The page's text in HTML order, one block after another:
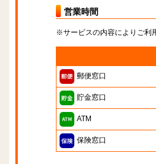
営業時間
※サービスの内容によりご利
郵便窓口
貯金窓口
ATM
保険窓口